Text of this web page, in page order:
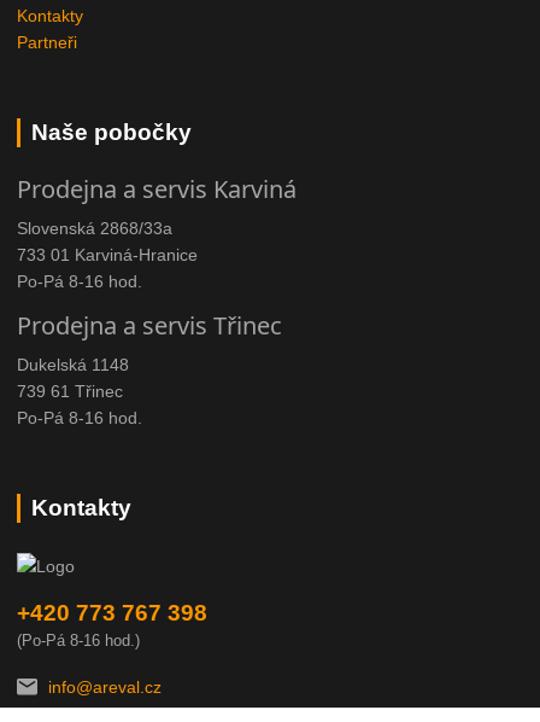
Kontakty
Partneři
Naše pobočky
Prodejna a servis Karviná
Slovenská 2868/33a
733 01 Karviná-Hranice
Po-Pá 8-16 hod.
Prodejna a servis Třinec
Dukelská 1148
739 61 Třinec
Po-Pá 8-16 hod.
Kontakty
+420 773 767 398
(Po-Pá 8-16 hod.)
info@areval.cz